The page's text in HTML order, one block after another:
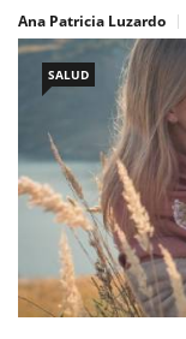
Ana Patricia Luzardo
SALUD